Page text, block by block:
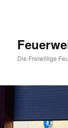
Die Freiwillige